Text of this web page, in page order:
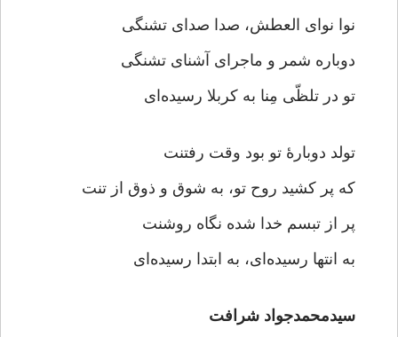
نوا نوای العطش، صدا صدای تشنگی
دوباره شمر و ماجرای آشنای تشنگی
تو در تلظّی مِنا به کربلا رسیده‌ای
تولد دوبارۀ تو بود وقت رفتنت
که پر کشید روح تو، به شوق و ذوق از تنت
پر از تبسم خدا شده نگاه روشنت
به انتها رسیده‌ای، به ابتدا رسیده‌ای
سیدمحمدجواد شرافت